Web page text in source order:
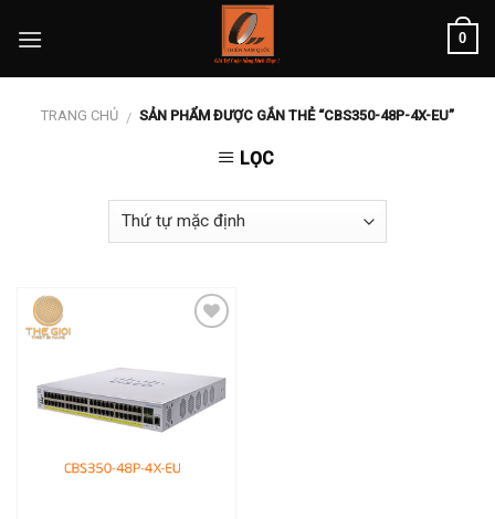
0
TRANG CHỦ / SẢN PHẨM ĐƯỢC GẮN THẺ “CBS350-48P-4X-EU”
LỌC
Add to
wishlist